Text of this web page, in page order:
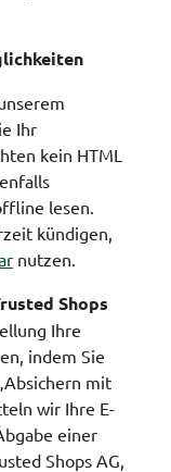
Ihr
kein HTML
lesen.
kündigen,
nutzen.
Shops
Ihre
indem Sie
mit
wir Ihre E-
einer
Shops AG,